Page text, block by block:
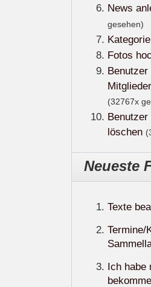
News
gesehen)
Fotos
(32767x
Benutzer
löschen
Neueste
Texte
Termine/
Ich habe